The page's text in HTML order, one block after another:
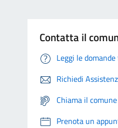
Contatta il
Leggi le
Richiedi
Chiama il
Prenota un